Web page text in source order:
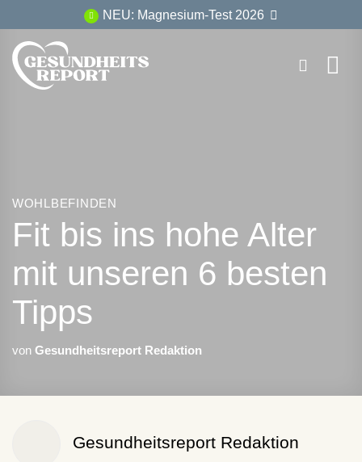
Inhalt
springen
NEU: Magnesium-Test 2026
WOHLBEFINDEN
Fit bis ins hohe Alter
mit unseren 6 besten
Tipps
von Gesundheitsreport Redaktion
Gesundheitsreport Redaktion